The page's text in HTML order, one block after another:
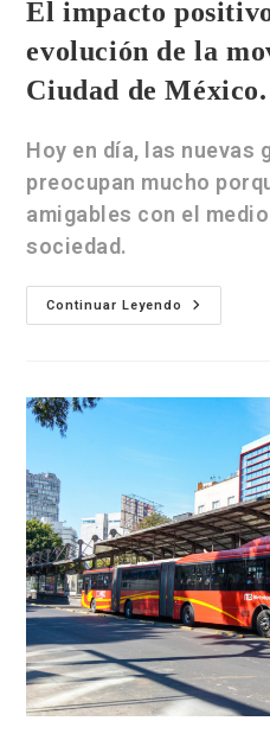
El impacto
evolución de la
Ciudad de México.
Hoy en día, las nuevas
preocupan mucho
amigables con el
sociedad.
Continuar Leyendo